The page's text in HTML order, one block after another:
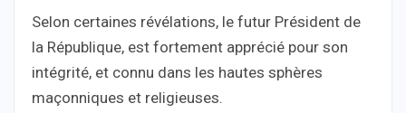
Selon certaines révélations, le futur Président de
la République, est fortement apprécié pour son
intégrité, et connu dans les hautes sphères
maçonniques et religieuses.